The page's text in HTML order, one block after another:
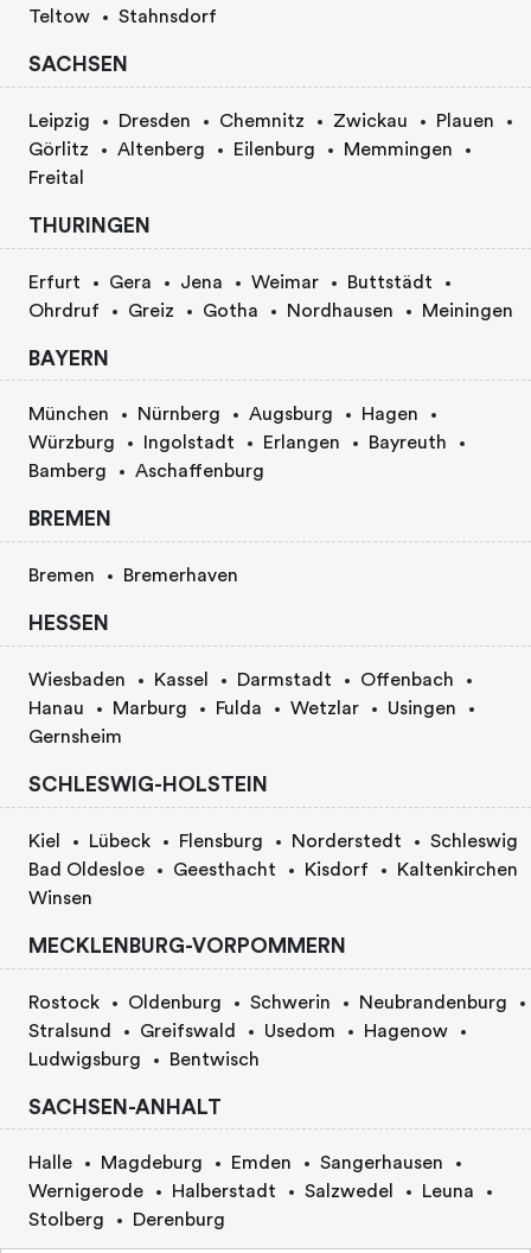
Teltow
Stahnsdorf
SACHSEN
Leipzig Dresden Chemnitz Zwickau
Plauen
Görlitz
Altenberg Eilenburg
Memmingen
Freital
THURINGEN
Erfurt Gera Jena Weimar
Buttstädt
Ohrdruf
Greiz Gotha Nordhausen Meiningen
BAYERN
München Nürnberg Augsburg
Hagen
Würzburg
Ingolstadt Erlangen
Bayreuth
Bamberg
Aschaffenburg
BREMEN
Bremen Bremerhaven
HESSEN
Wiesbaden Kassel Darmstadt
Offenbach
Hanau
Marburg Fulda Wetzlar
Usingen
Gernsheim
SCHLESWIG-HOLSTEIN
Kiel Lübeck Flensburg Norderstedt
Schleswig
Bad Oldesloe
Geesthacht Kisdorf
Kaltenkirchen
Winsen
MECKLENBURG-VORPOMMERN
Rostock Oldenburg Schwerin
Neubrandenburg
Stralsund
Greifswald Usedom
Hagenow
Ludwigsburg
Bentwisch
SACHSEN-ANHALT
Halle Magdeburg Emden
Sangerhausen
Wernigerode
Halberstadt Salzwedel
Leuna
Stolberg
Derenburg